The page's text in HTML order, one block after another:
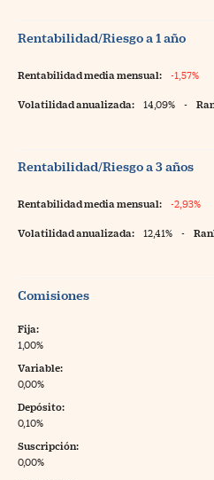
Rentabilidad/Riesgo a 1 año
Rentabilidad media mensual: -1,57%
Volatilidad anualizada: 14,09% -
Rentabilidad/Riesgo a 3 años
Rentabilidad media mensual: -2,93%
Volatilidad anualizada: 12,41% -
Comisiones
Fija:
1,00%
Variable:
0,00%
Depósito:
0,10%
Suscripción:
0,00%